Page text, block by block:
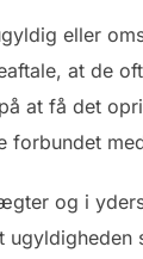
eller
at de
at få det
forbundet
og i